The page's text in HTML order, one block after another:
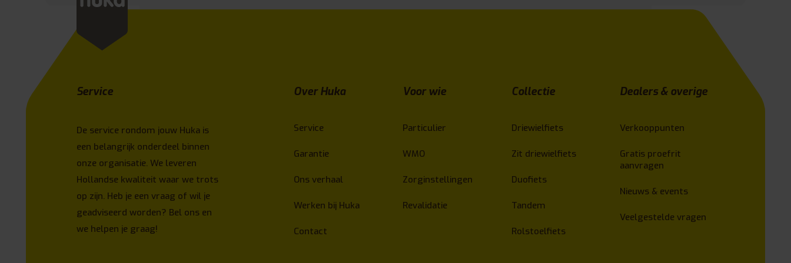
Service
De service rondom jouw Huka is
een belangrijk onderdeel binnen
onze organisatie. We leveren
Hollandse kwaliteit waar we trots
op zijn. Heb je een vraag of wil je
geadviseerd worden? Bel ons en
we helpen je graag!
Over Huka
Service
Garantie
Ons verhaal
Werken bij Huka
Contact
Voor wie
Particulier
WMO
Zorginstellingen
Revalidatie
Collectie
Driewielfiets
Zit driewielfiets
Duofiets
Tandem
Rolstoelfiets
Dealers & overige
Verkooppunten
Gratis proefrit
aanvragen
Nieuws & events
Veelgestelde vragen